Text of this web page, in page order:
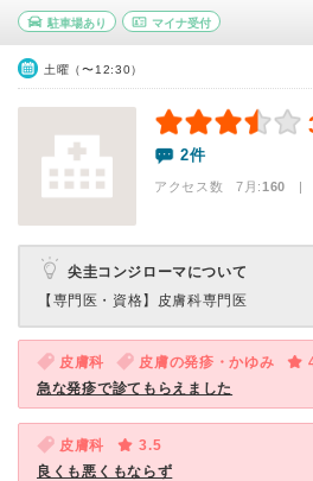
駐車場あり マイナ受付
土曜（〜12:30）
2件
アクセス数 7月:160 |
尖圭コンジローマについて
【専門医・資格】 皮膚科専門医
皮膚科 皮膚の発疹・かゆみ
急な発疹で診てもらえました
皮膚科
3.5
良くも悪くもならず